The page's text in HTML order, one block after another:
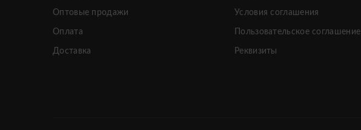
Оптовые продажи
Оплата
Доставка
Условия соглашения
Пользовательское соглашение
Реквизиты